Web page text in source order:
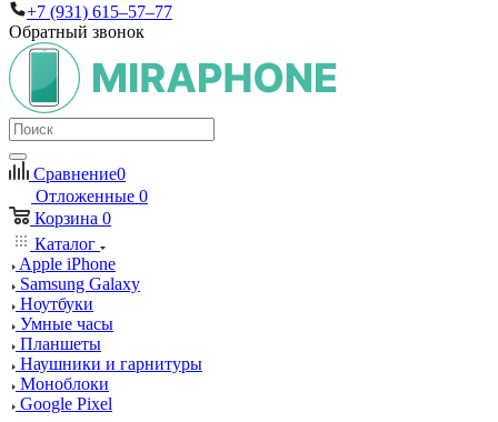
+7 (931) 615‒57‒77
Обратный звонок
Сравнение0
Отложенные 0
Корзина 0
Каталог
Apple iPhone
Samsung Galaxy
Ноутбуки
Умные часы
Планшеты
Наушники и гарнитуры
Моноблоки
Google Pixel